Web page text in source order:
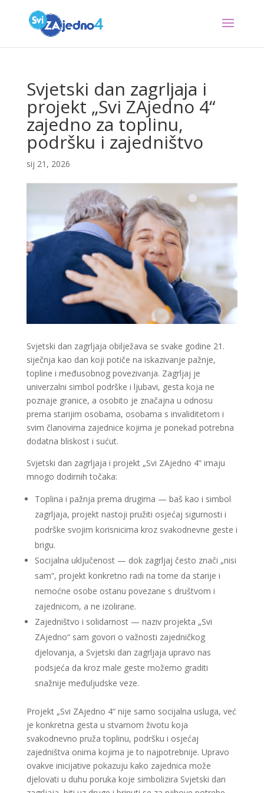
Svjetski dan zagrljaja i
projekt „Svi ZAjedno 4“
zajedno za toplinu,
podršku i zajedništvo
sij 21, 2026
Svjetski dan zagrljaja obilježava se svake godine 21.
siječnja kao dan koji potiče na iskazivanje pažnje,
topline i međusobnog povezivanja. Zagrljaj je
univerzalni simbol podrške i ljubavi, gesta koja ne
poznaje granice, a osobito je značajna u odnosu
prema starijim osobama, osobama s invaliditetom i
svim članovima zajednice kojima je ponekad potrebna
dodatna bliskost i sućut.
Svjetski dan zagrljaja i projekt „Svi ZAjedno 4“ imaju
mnogo dodirnih točaka:
Toplina i pažnja prema drugima — baš kao i simbol
zagrljaja, projekt nastoji pružiti osjećaj sigurnosti i
podrške svojim korisnicima kroz svakodnevne geste i
brigu.
Socijalna uključenost — dok zagrljaj često znači „nisi
sam“, projekt konkretno radi na tome da starije i
nemoćne osobe ostanu povezane s društvom i
zajednicom, a ne izolirane.
Zajedništvo i solidarnost — naziv projekta „Svi
ZAjedno“ sam govori o važnosti zajedničkog
djelovanja, a Svjetski dan zagrljaja upravo nas
podsjeća da kroz male geste možemo graditi
snažnije međuljudske veze.
Projekt „Svi ZAjedno 4“ nije samo socijalna usluga, već
je konkretna gesta u stvarnom životu koja
svakodnevno pruža toplinu, podršku i osjećaj
zajedništva onima kojima je to najpotrebnije. Upravo
ovakve inicijative pokazuju kako zajednica može
djelovati u duhu poruka koje simbolizira Svjetski dan